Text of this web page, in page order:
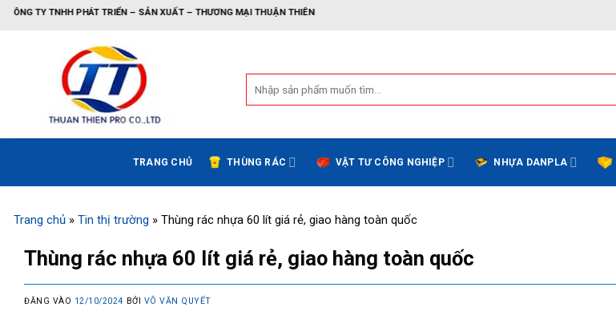
TRIỂN – SẢN XUẤT – THƯƠNG MẠI THUẬN THIÊN
kiếm:
TRANG CHỦ THÙNG RÁC VẬT TƯ CÔNG NGHIỆP NHỰA DANPLA
Trang chủ » Tin thị trường » Thùng rác nhựa 60 lít giá rẻ, giao hàng toàn quốc
Thùng rác nhựa 60 lít giá rẻ, giao hàng toàn quốc
ĐĂNG VÀO 12/10/2024 BỞI VÕ VĂN QUYẾT